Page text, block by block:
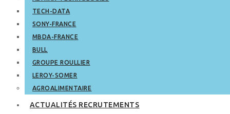
TECH-DATA
SONY-FRANCE
MBDA-FRANCE
BULL
GROUPE ROULLIER
LEROY-SOMER
AGROALIMENTAIRE
ACTUALITÉS RECRUTEMENTS